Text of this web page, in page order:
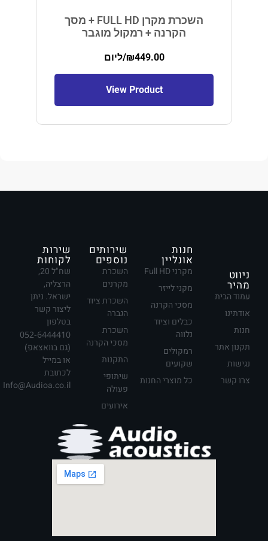
השכרת מקרן FULL HD + מסך
הקרנה + רמקול מוגבר
₪449.00 /ליום
View Product
ניווט
מהיר
עמוד הבית
אודתינו
חנות
תקנון אתר
נגישות
צרו קשר
חנות
אונליין
מקרני Full HD
מקני לייזר
מסכי הקרנה
כבלים וציוד
נלווה
רמקולים
שקועים
כל מוצרי החנות
שירותים
נוספים
השכרת
מקרנים
השכרת ציוד
הגברה
השכרת
מסכי הקרנה
התקנות
שיתופי
פעולה
אירועים
שירות
לקוחות
שח"ל 20,
הרצליה,
ישראל. ניתן
ליצור קשר
בטלפון
052-6444410
(גם בוואצאפ)
או במייל
לכתובת
Info@Audioa.co.il